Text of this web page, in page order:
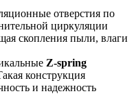
отверстия по
циркуляции
скопления пыли, влаги
Z-spring
конструкция
и надежность